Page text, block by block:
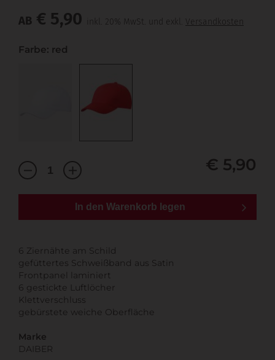
AB € 5,90 inkl. 20% MwSt. und exkl. Versandkosten
Farbe: red
€ 5,90
In den Warenkorb legen
6 Ziernähte am Schild
gefüttertes Schweißband aus Satin
Frontpanel laminiert
6 gestickte Luftlöcher
Klettverschluss
gebürstete weiche Oberfläche
Marke
DAIBER